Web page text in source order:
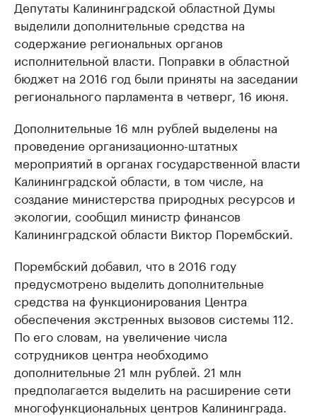
Депутаты Калининградской областной Думы
выделили дополнительные средства на
содержание региональных органов
исполнительной власти. Поправки в областной
бюджет на 2016 год были приняты на заседании
регионального парламента в четверг, 16 июня.
Дополнительные 16 млн рублей выделены на
проведение организационно-штатных
мероприятий в органах государственной власти
Калининградской области, в том числе, на
создание министерства природных ресурсов и
экологии, сообщил министр финансов
Калининградской области Виктор Порембский.
Порембский добавил, что в 2016 году
предусмотрено выделить дополнительные
средства на функционирования Центра
обеспечения экстренных вызовов системы 112.
По его словам, на увеличение числа
сотрудников центра необходимо
дополнительные 21 млн рублей. 21 млн
предполагается выделить на расширение сети
многофункциональных центров Калининграда.